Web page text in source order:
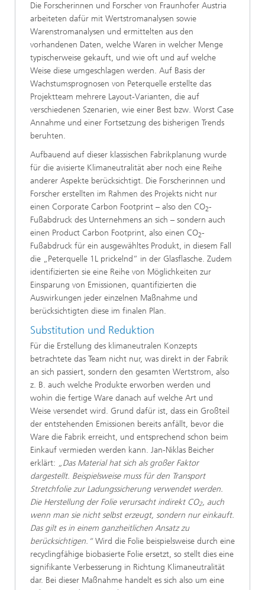
Die Forscherinnen und Forscher von Fraunhofer Austria
arbeiteten dafür mit Wertstromanalysen sowie
Warenstromanalysen und ermittelten aus den
vorhandenen Daten, welche Waren in welcher Menge
typischerweise gekauft, und wie oft und auf welche
Weise diese umgeschlagen werden. Auf Basis der
Wachstumsprognosen von Peterquelle erstellte das
Projektteam mehrere Layout-Varianten, die auf
verschiedenen Szenarien, wie einer Best bzw. Worst Case
Annahme und einer Fortsetzung des bisherigen Trends
beruhten.
Aufbauend auf dieser klassischen Fabrikplanung wurde
für die avisierte Klimaneutralität aber noch eine Reihe
anderer Aspekte berücksichtigt. Die Forscherinnen und
Forscher erstellten im Rahmen des Projekts nicht nur
einen Corporate Carbon Footprint – also den CO2-
Fußabdruck des Unternehmens an sich – sondern auch
einen Product Carbon Footprint, also einen CO2-
Fußabdruck für ein ausgewähltes Produkt, in diesem Fall
die „Peterquelle 1L prickelnd“ in der Glasflasche. Zudem
identifizierten sie eine Reihe von Möglichkeiten zur
Einsparung von Emissionen, quantifizierten die
Auswirkungen jeder einzelnen Maßnahme und
berücksichtigten diese im finalen Plan.
Substitution und Reduktion
Für die Erstellung des klimaneutralen Konzepts
betrachtete das Team nicht nur, was direkt in der Fabrik
an sich passiert, sondern den gesamten Wertstrom, also
z. B. auch welche Produkte erworben werden und
wohin die fertige Ware danach auf welche Art und
Weise versendet wird. Grund dafür ist, dass ein Großteil
der entstehenden Emissionen bereits anfällt, bevor die
Ware die Fabrik erreicht, und entsprechend schon beim
Einkauf vermieden werden kann. Jan-Niklas Beicher
erklärt: „Das Material hat sich als großer Faktor
dargestellt. Beispielsweise muss für den Transport
Stretchfolie zur Ladungssicherung verwendet werden.
Die Herstellung der Folie verursacht indirekt CO2, auch
wenn man sie nicht selbst erzeugt, sondern nur einkauft.
Das gilt es in einem ganzheitlichen Ansatz zu
berücksichtigen.“Wird die Folie beispielsweise durch eine
recyclingfähige biobasierte Folie ersetzt, so stellt dies eine
signifikante Verbesserung in Richtung Klimaneutralität
dar. Bei dieser Maßnahme handelt es sich also um eine